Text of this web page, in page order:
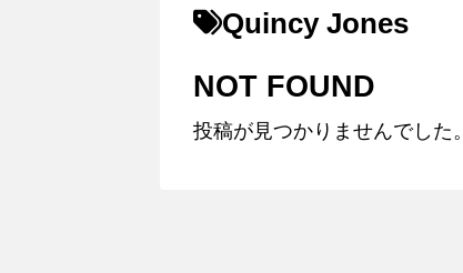
Quincy Jones
NOT FOUND
投稿が見つかりませんでした。